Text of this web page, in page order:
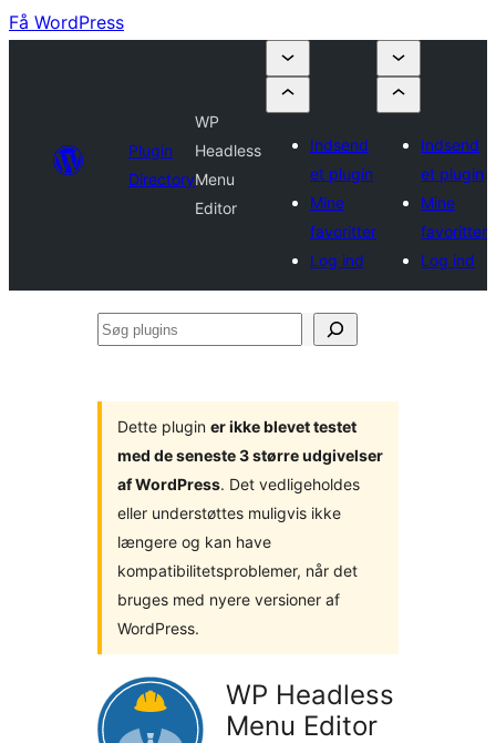
Få WordPress
Plugin
Directory
WP
Headless
Menu
Editor
Indsend
et plugin
Mine
favoritter
Log ind
Indsend
et plugin
Mine
favoritter
Log ind
Søg
Dette plugin er ikke blevet testet
med de seneste 3 større udgivelser
af WordPress. Det vedligeholdes
eller understøttes muligvis ikke
længere og kan have
kompatibilitetsproblemer, når det
bruges med nyere versioner af
WordPress.
WP Headless
Menu Editor